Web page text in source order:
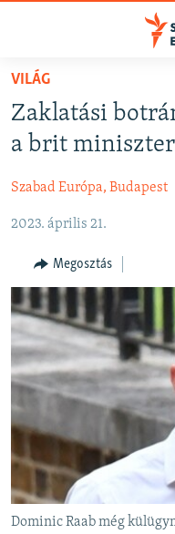
Akadálymentes
Ugrás
fő
oldalra
Ugrás
NAPIRENDEN
AKTUÁLIS
VIDEÓK
ELEMZŐ
NER15
SZABADON
TÁRSADALOM
DEMOKRÁCIA
A PÉNZ NYOMÁBAN
EURÓPAI UNIÓ
VILÁG
KLÍMAVÁLTOZÁS
A MÚLT TANULSÁGAI
VILÁG
Zaklatási
a brit
Szabad Európa, Budapest
2023. április 21.
Megosztás
Dominic Raab még